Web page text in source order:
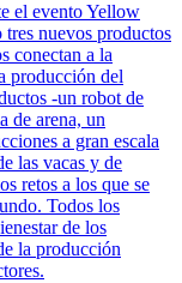
el evento Yellow
nuevos productos
conectan a la
producción del
-un robot de
de arena, un
a gran escala
las vacas y de
retos a los que se
Todos los
de los
la producción